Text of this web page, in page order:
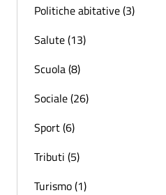
Politiche abitative (3)
Salute (13)
Scuola (8)
Sociale (26)
Sport (6)
Tributi (5)
Turismo (1)